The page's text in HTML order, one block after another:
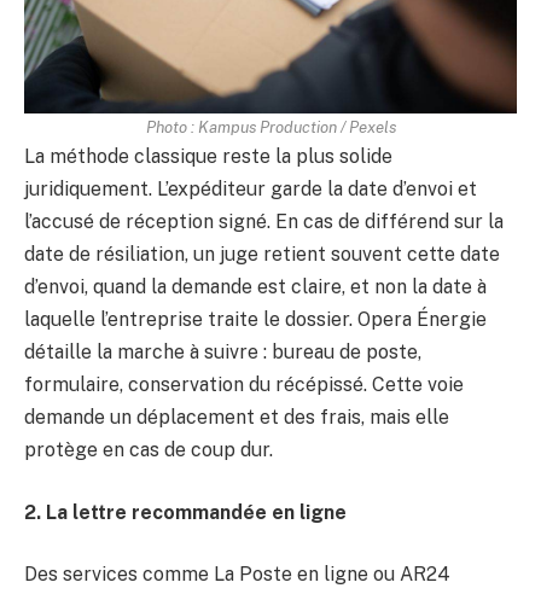
Photo : Kampus Production / Pexels
La méthode classique reste la plus solide
juridiquement. L’expéditeur garde la date d’envoi et
l’accusé de réception signé. En cas de différend sur la
date de résiliation, un juge retient souvent cette date
d’envoi, quand la demande est claire, et non la date à
laquelle l’entreprise traite le dossier. Opera Énergie
détaille la marche à suivre : bureau de poste,
formulaire, conservation du récépissé. Cette voie
demande un déplacement et des frais, mais elle
protège en cas de coup dur.
2. La lettre recommandée en ligne
Des services comme La Poste en ligne ou AR24